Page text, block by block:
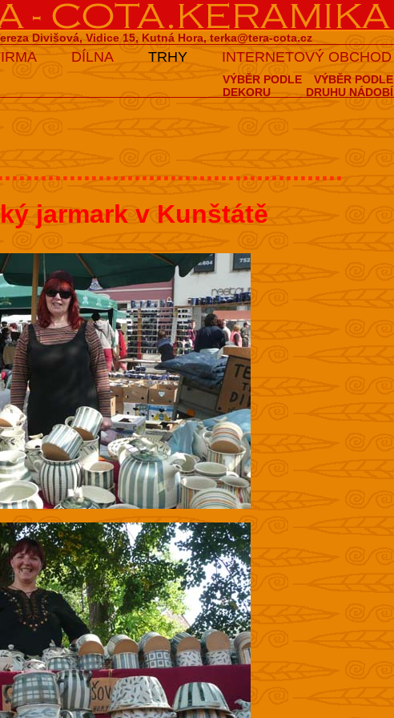
Divišová, Vidice 15, Kutná Hora, terka@tera-cota.cz
DÍLNA TRHY INTERNETOVÝ OBCHOD
VÝBĚR PODLE
DRUHU NÁDOBÍ
VÝBĚR PODLE
DEKORU
jarmark v Kunštátě